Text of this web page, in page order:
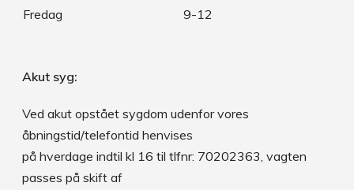
Fredag 9-12
Akut syg:
Ved akut opstået sygdom udenfor vores
åbningstid/telefontid henvises
på hverdage indtil kl 16 til tlfnr: 70202363, vagten
passes på skift af